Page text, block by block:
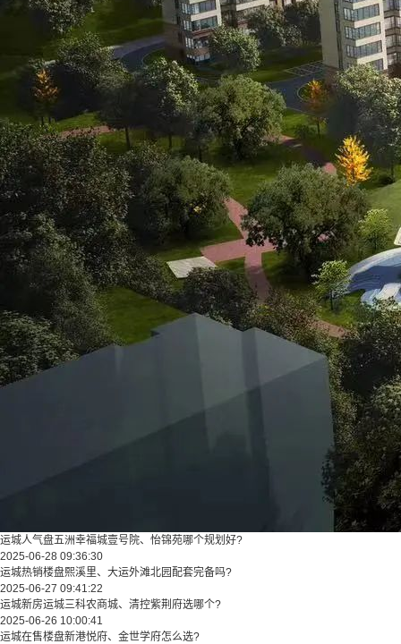
运城人气盘五洲幸福城壹号院、怡锦苑哪个规划好?
2025-06-28 09:36:30
运城热销楼盘熙溪里、大运外滩北园配套完备吗?
2025-06-27 09:41:22
运城新房运城三科农商城、清控紫荆府选哪个?
2025-06-26 10:00:41
运城在售楼盘新港悦府、金世学府怎么选?